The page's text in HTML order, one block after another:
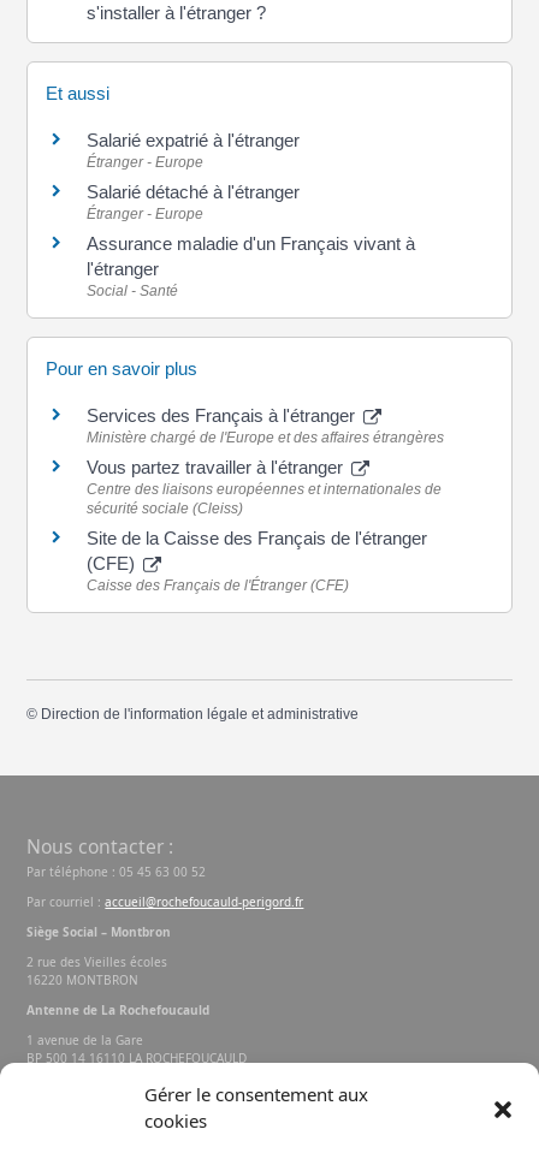
Gérer le consentement aux
cookies
s'installer à l'étranger ?
Et aussi
Salarié expatrié à l'étranger
Étranger - Europe
Salarié détaché à l'étranger
Étranger - Europe
Assurance maladie d'un Français vivant à
l'étranger
Social - Santé
Pour en savoir plus
Services des Français à l'étranger
Ministère chargé de l'Europe et des affaires étrangères
Vous partez travailler à l'étranger
Centre des liaisons européennes et internationales de
sécurité sociale (Cleiss)
Site de la Caisse des Français de l'étranger
(CFE)
Caisse des Français de l'Étranger (CFE)
© Direction de l'information légale et administrative
Nous contacter :
Par téléphone : 05 45 63 00 52
Par courriel :accueil@rochefoucauld-perigord.fr
Siège Social – Montbron
2 rue des Vieilles écoles
16220 MONTBRON
Antenne de La Rochefoucauld
1 avenue de la Gare
BP 500 14 16110 LA ROCHEFOUCAULD